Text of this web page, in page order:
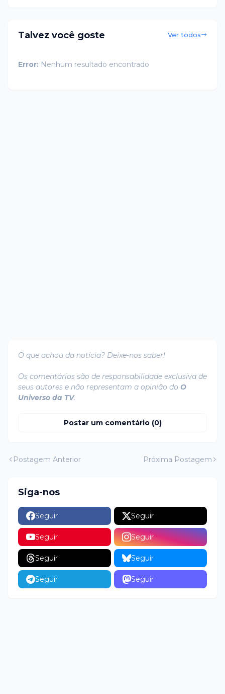
Talvez você goste Ver todos
Error: Nenhum resultado encontrado
O que achou da notícia? Deixe-nos saber!
Os comentários são de responsabilidade exclusiva de
seus autores e não representam a opinião do O
Universo da TV.
Postar um comentário (0)
Postagem Anterior Próxima Postagem
Siga-nos
Seguir Seguir
Seguir Seguir
Seguir Seguir
Seguir Seguir